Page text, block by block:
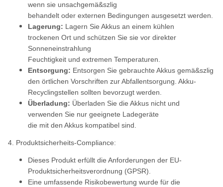
wenn sie unsachgemä&szlig
behandelt oder externen Bedingungen ausgesetzt werden.
Lagerung: Lagern Sie Akkus an einem kühlen
trockenen Ort und schützen Sie sie vor direkter
Sonneneinstrahlung
Feuchtigkeit und extremen Temperaturen.
Entsorgung: Entsorgen Sie gebrauchte Akkus gemä&szlig
den örtlichen Vorschriften zur Abfallentsorgung. Akku-
Recyclingstellen sollten bevorzugt werden.
Überladung: Überladen Sie die Akkus nicht und
verwenden Sie nur geeignete Ladegeräte
die mit den Akkus kompatibel sind.
4. Produktsicherheits-Compliance:
Dieses Produkt erfüllt die Anforderungen der EU-
Produktsicherheitsverordnung (GPSR).
Eine umfassende Risikobewertung wurde für die